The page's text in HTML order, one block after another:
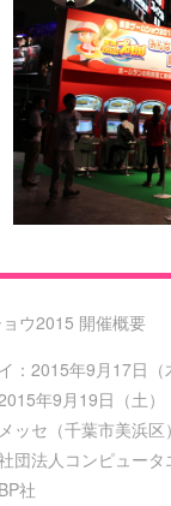
ウ2015 開催概要
：2015年9月17日
年9月19日（土
ッセ（千葉市美浜区）
団法人コンピュータ
社